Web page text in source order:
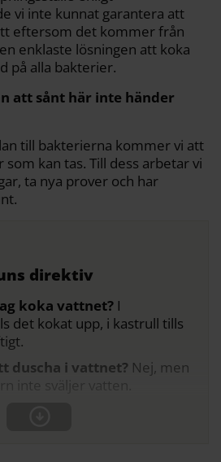
vi inte kunnat garantera att
eftersom det kommer från
enklaste lösningen att koka
på alla bakterier.
att sånt här inte händer
till bakterierna kommer vi att
som kan tas. Till dess arbetar vi
ta nya prover och har
direktiv
koka vattnet? I
det kokat upp, i kastrull tills
duscha i vattnet? Nej, men